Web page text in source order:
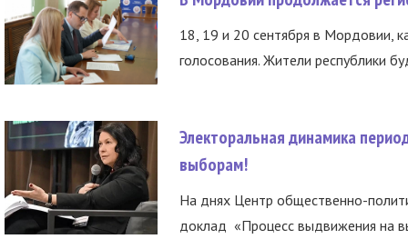
18, 19 и 20 сентября в Мордовии,
голосования. Жители республики
Электоральная динамика
выборам!
На днях Центр общественно-
доклад «Процесс выдвижения на